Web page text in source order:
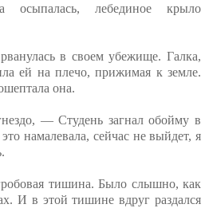
осыпалась, лебединое крыло
в своем убежище. Галка,
ей на плечо, прижимая к земле.
она.
— Студень загнал обойму в
намалевала, сейчас не выйдет, я
тишина. Было слышно, как
И в этой тишине вдруг раздался